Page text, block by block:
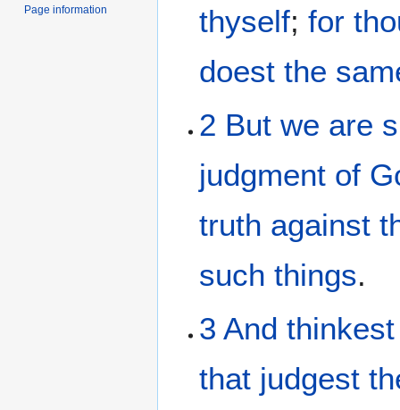
thyself;for
doest the
2 But we are
judgment of
truth against
such things.
3 And thinkest
that judgest
Page information